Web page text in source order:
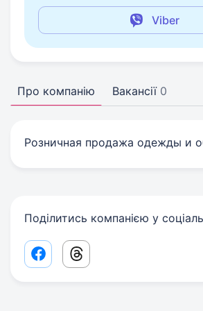
Viber
Про компанію Вакансії 0
Розничная продажа одежды и
Поділитись компанією у
Facebook share link
Threads share link